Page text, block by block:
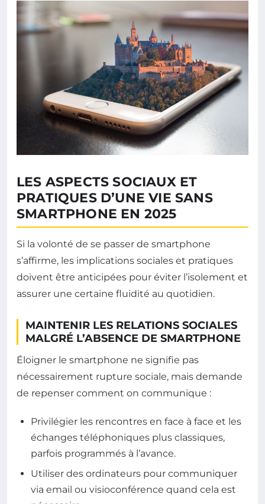
LES ASPECTS SOCIAUX ET
PRATIQUES D’UNE VIE SANS
SMARTPHONE EN 2025
Si la volonté de se passer de smartphone
s’affirme, les implications sociales et pratiques
doivent être anticipées pour éviter l’isolement et
assurer une certaine fluidité au quotidien.
MAINTENIR LES RELATIONS SOCIALES
MALGRÉ L’ABSENCE DE SMARTPHONE
Éloigner le smartphone ne signifie pas
nécessairement rupture sociale, mais demande
de repenser comment on communique :
Privilégier les rencontres en face à face et les
échanges téléphoniques plus classiques,
parfois programmés à l’avance.
Utiliser des ordinateurs pour communiquer
via email ou visioconférence quand cela est